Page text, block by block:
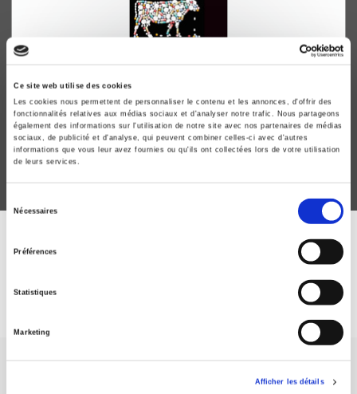
Ce site web utilise des cookies
Les cookies nous permettent de personnaliser le contenu et les annonces, d'offrir des
fonctionnalités relatives aux médias sociaux et d'analyser notre trafic. Nous partageons
également des informations sur l'utilisation de notre site avec nos partenaires de médias
sociaux, de publicité et d'analyse, qui peuvent combiner celles-ci avec d'autres
informations que vous leur avez fournies ou qu'ils ont collectées lors de votre utilisation
de leurs services.
Nécessaires
Préférences
Statistiques
Marketing
Afficher les détails
L'impossible transition de l'élevage industriel
Henri Boullier, Nicolas Fortané